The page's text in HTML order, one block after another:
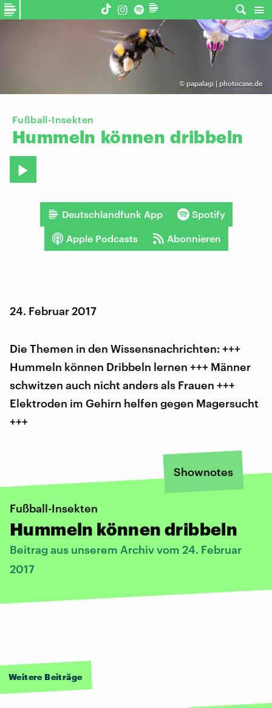
© papalagi | photocase.de
Fußball-Insekten
Hummeln können dribbeln
Deutschlandfunk App Spotify
Apple Podcasts Abonnieren
24. Februar 2017
Die Themen in den Wissensnachrichten: +++
Hummeln können Dribbeln lernen +++ Männer
schwitzen auch nicht anders als Frauen +++
Elektroden im Gehirn helfen gegen Magersucht
+++
Shownotes
Fußball-Insekten
Hummeln können dribbeln
Beitrag aus unserem Archiv vom 24. Februar
2017
Weitere Beiträge